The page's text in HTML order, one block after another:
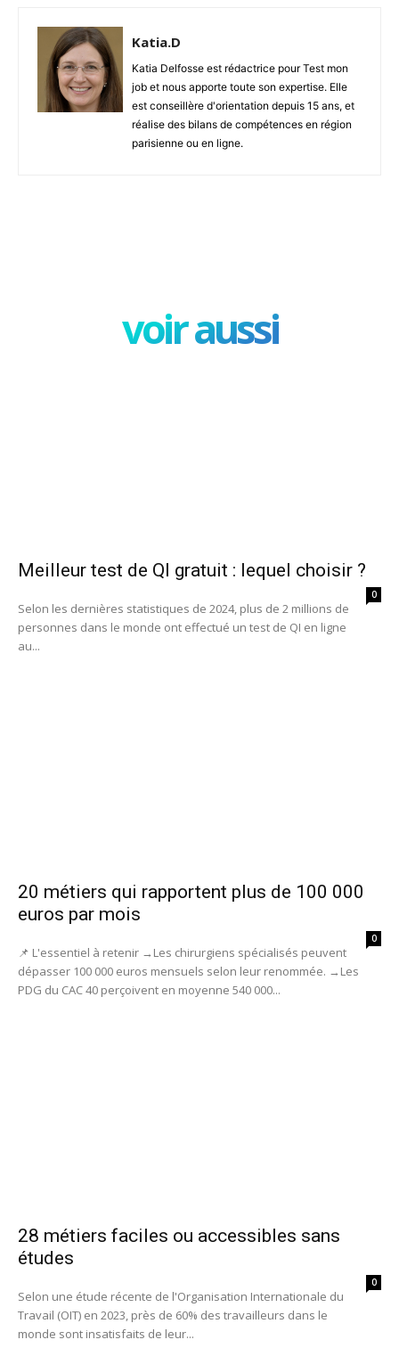
Katia.D
Katia Delfosse est rédactrice pour Test mon
job et nous apporte toute son expertise. Elle
est conseillère d'orientation depuis 15 ans, et
réalise des bilans de compétences en région
parisienne ou en ligne.
voir aussi
Meilleur test de QI gratuit : lequel choisir ?
0
Selon les dernières statistiques de 2024, plus de 2 millions de
personnes dans le monde ont effectué un test de QI en ligne
au...
20 métiers qui rapportent plus de 100 000
euros par mois
0
📌 L'essentiel à retenir →Les chirurgiens spécialisés peuvent
dépasser 100 000 euros mensuels selon leur renommée. →Les
PDG du CAC 40 perçoivent en moyenne 540 000...
28 métiers faciles ou accessibles sans
études
0
Selon une étude récente de l'Organisation Internationale du
Travail (OIT) en 2023, près de 60% des travailleurs dans le
monde sont insatisfaits de leur...